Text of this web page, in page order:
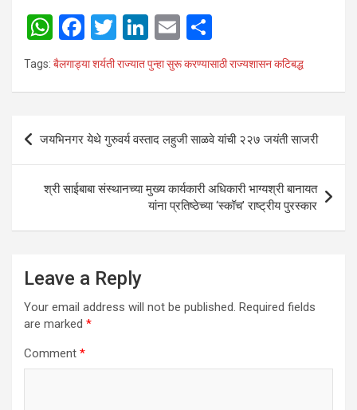
W
h
at
A
p
F
a
ce
o
k
T
wi
tt
Li
n
ke
n
E
m
ail
h
ar
Tags: बैलगाड्या शर्यती राज्यात पुन्हा सुरू करण्यासाठी राज्यशासन कटिबद्ध
Post
navigation
जयभिनगर येथे गुरुवर्य वस्ताद लहुजी साळवे यांची २२७ जयंती साजरी
श्री साईबाबा संस्थानच्या मुख्य कार्यकारी अधिकारी भाग्यश्री बानायत
यांना प्रतिष्ठेच्या ‘स्कॉच’ राष्ट्रीय पुरस्कार
Leave a Reply
Your email address will not be published. Required fields
are marked *
Comment *